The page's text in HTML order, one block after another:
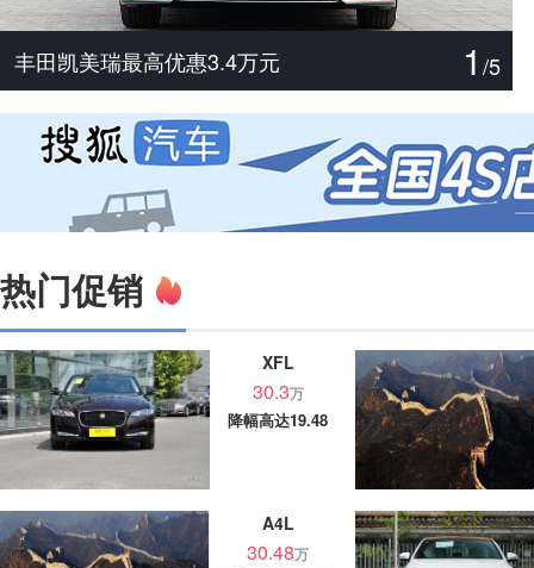
尊界V800/V680实力分析
主打配置诚意 解读腾势Z9S
丰田汉兰达最高优惠3万元
捷豹XFL最高优惠19.48万元
宝马X3最高优惠3万元
丰田凯美瑞最高优惠3.4万元 1 /5
热门促销
XFL
30.3万
降幅高达19.48
A4L
30.48万